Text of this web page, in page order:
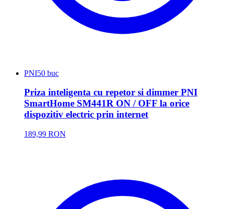
PNI50 buc
Priza inteligenta cu repetor si dimmer PNI
SmartHome SM441R ON / OFF la orice
dispozitiv electric prin internet
189,99 RON